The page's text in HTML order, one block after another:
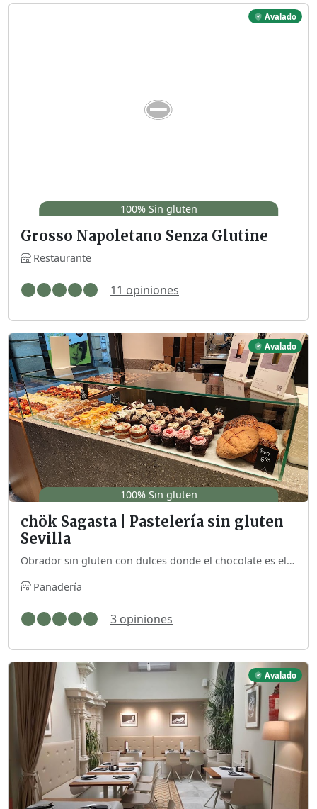
100% Sin gluten
Avalado
Grosso Napoletano Senza Glutine
Restaurante
11 opiniones
100% Sin gluten
Avalado
chök Sagasta | Pastelería sin gluten
Sevilla
Obrador sin gluten con dulces donde el chocolate es el gran protagonista.
Panadería
3 opiniones
Avalado